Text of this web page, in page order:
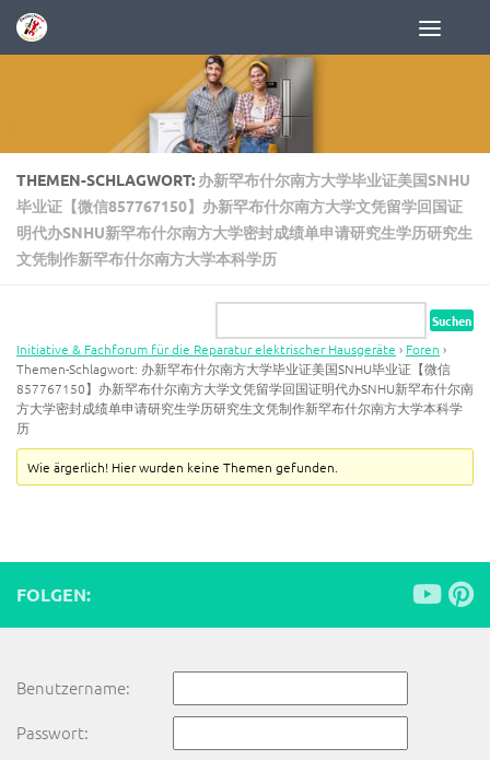
Zum Inhalt springen
THEMEN-SCHLAGWORT: 办新罕布什尔南方大学毕业证美国SNHU
毕业证【微信857767150】办新罕布什尔南方大学文凭留学回国证
明代办SNHU新罕布什尔南方大学密封成绩单申请研究生学历研究生
文凭制作新罕布什尔南方大学本科学历
Initiative & Fachforum für die Reparatur elektrischer Hausgeräte › Foren ›
Themen-Schlagwort: 办新罕布什尔南方大学毕业证美国SNHU毕业证【微信
857767150】办新罕布什尔南方大学文凭留学回国证明代办SNHU新罕布什尔南
方大学密封成绩单申请研究生学历研究生文凭制作新罕布什尔南方大学本科学
历
Wie ärgerlich! Hier wurden keine Themen gefunden.
FOLGEN:
Benutzername:
Passwort: